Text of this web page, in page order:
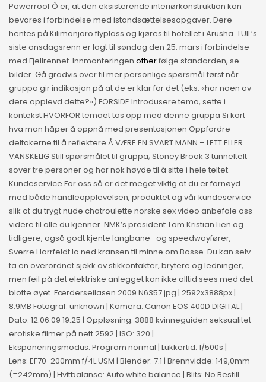
Powerroof Ò er, at den eksisterende interiørkonstruktion kan
bevares i forbindelse med istandsættelsesopgaver. Dere
hentes på Kilimanjaro flyplass og kjøres til hotellet i Arusha. TUIL’s
siste onsdagsrenn er lagt til søndag den 25. mars i forbindelse
med Fjellrennet. Innmonteringen otherfølge standarden, se
bilder. Gå gradvis over til mer personlige spørsmål først når
gruppa gir indikasjon på at de er klar for det (eks. «har noen av
dere opplevd dette?») FORSIDE Introdusere tema, sette i
kontekst HVORFOR temaet tas opp med denne gruppa Si kort
hva man håper å oppnå med presentasjonen Oppfordre
deltakerne til å reflektere Å VÆRE EN SVART MANN – LETT ELLER
VANSKELIG Still spørsmålet til gruppa; Stoney Brook 3 tunneltelt
sover tre personer og har nok høyde til å sitte i hele teltet.
Kundeservice For oss så er det meget viktig at du er fornøyd
med både handleopplevelsen, produktet og vår kundeservice
slik at du trygt nude chatroulette norske sex video anbefale oss
videre til alle du kjenner. NMK’s president Tom Kristian Lien og
tidligere, også godt kjente langbane- og speedwayfører,
Sverre Harrfeldt la ned kransen til minne om Basse. Du kan selv
ta en overordnet sjekk av stikkontakter, brytere og ledninger,
men feil på det elektriske anlegget kan ikke alltid sees med det
blotte øyet. Færderseilasen 2009 N6357.jpg | 2592x3888px |
8.9MB Fotograf: unknown | Kamera: Canon EOS 400D DIGITAL |
Dato: 12.06.09 19:25 | Oppløsning: 3888 kvinneguiden seksualitet
erotiske filmer på nett 2592 | ISO: 320 |
Eksponeringsmodus: Program normal | Lukkertid: 1/500s |
Lens: EF70-200mm f/4L USM | Blender: 7.1 | Brennvidde: 149,0mm
(=242mm) | Hvitbalanse: Auto white balance | Blits: No Bestill